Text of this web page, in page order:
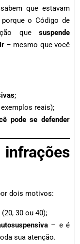
que estavam
o Código de
que suspende
– mesmo que você
;
reais);
pode se defender
dois motivos:
30 ou 40);
– e é
sua atenção.